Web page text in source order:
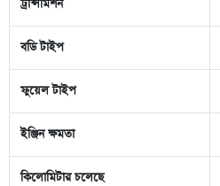
ট্রান্সমিশন
বডি টাইপ
ফুয়েল টাইপ
ইঞ্জিন ক্ষমতা
কিলোমিটার চলেছে